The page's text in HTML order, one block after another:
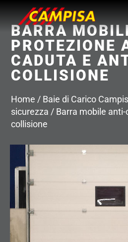
contenuto
BARRA
PROTEZIONE
CADUTA E
COLLISIONE
Home / Baie di Carico
sicurezza / Barra mobile
collisione